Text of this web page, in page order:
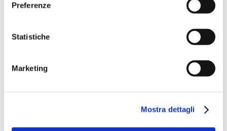
Preferenze
Statistiche
Marketing
Mostra dettagli